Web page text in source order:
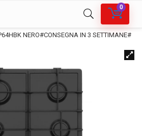
0
NERO#CONSEGNA IN 3 SETTIMANE#